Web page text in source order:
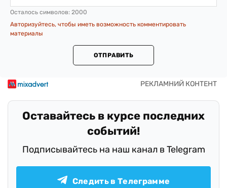
Осталось символов: 2000
Авторизуйтесь, чтобы иметь возможность комментировать
материалы
ОТПРАВИТЬ
Оставайтесь в курсе последних
событий!
Подписывайтесь на наш канал в Telegram
Следить в Телеграмме